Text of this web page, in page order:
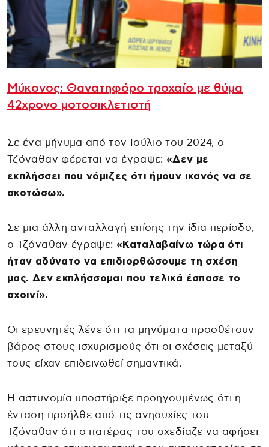
Μύκονος: Θανατηφόρο τροχαίο με θύμα
42χρονο μοτοσικλετιστή
Σε ένα μήνυμα από τον Ιούλιο του 2024, ο
Τζόναθαν φέρεται να έγραψε: «Δεν με
εκπλήσσει που νόμιζες ότι ήμουν ικανός να σε
σκοτώσω».
Σε μια άλλη ανταλλαγή επίσης την ίδια περίοδο,
ο Τζόναθαν έγραψε: «Καταλαβαίνω τώρα ότι
ήταν αδύνατο να επιδιορθώσουμε τη σχέση
μας. Δεν εκπλήσσομαι που τελικά έσπασε το
σχοινί».
Οι ερευνητές λένε ότι τα μηνύματα προσθέτουν
βάρος στους ισχυρισμούς ότι οι σχέσεις μεταξύ
τους είχαν επιδεινωθεί σημαντικά.
Η αστυνομία υποστήριξε προηγουμένως ότι η
ένταση προήλθε από τις ανησυχίες του
Τζόναθαν ότι ο πατέρας του σχεδίαζε να αφήσει